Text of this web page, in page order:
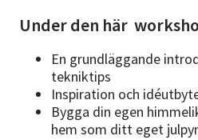
Under den här
En grundläggande
tekniktips
Inspiration och
Bygga din egen
hem som ditt eget